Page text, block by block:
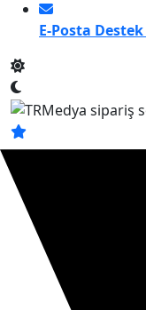
E-Posta Destek